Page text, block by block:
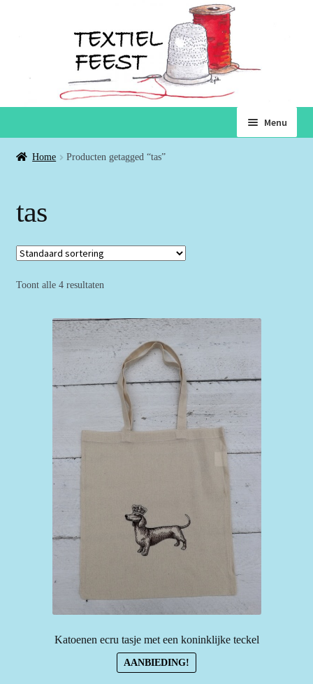
naar
de
Menu
HomeHome Producten getagged “tas”
tas
Toont alle 4 resultaten
Katoenen ecru tasje met een koninklijke teckel
AANBIEDING!